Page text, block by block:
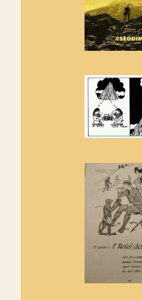
Amics de
Els
amb la